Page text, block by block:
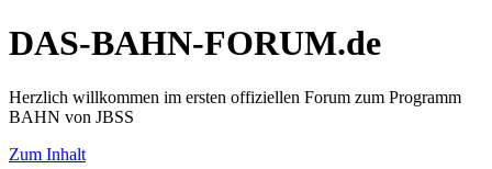
DAS-BAHN-FORUM.de
Herzlich willkommen im ersten offiziellen Forum zum Programm
BAHN von JBSS
Zum Inhalt